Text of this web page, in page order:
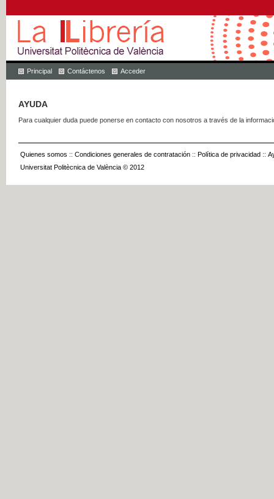
Principal Contáctenos Acceder
AYUDA
Para cualquier duda puede ponerse en contacto con nosotros a través de la
Quienes somos :: Condiciones generales de contratación :: Política de privacidad ::
Universitat Politècnica de València © 2012